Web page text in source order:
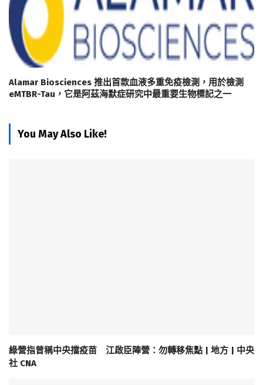
Alamar Biosciences 推出首款血液多重免疫檢測，用於檢測
eMTBR-Tau，它是阿茲海默症研究中最重要生物標記之一
You May Also Like!
綠營指曾稱中央擋疫苗 江啟臣陣營：勿轉移焦點 | 地方 | 中央
社 CNA